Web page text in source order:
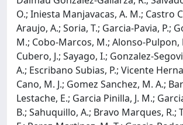
O.; Iniesta Manjavacas, A. M.; Castro
Araujo, A.; Soria, T.; Garcia-Pavia, P.;
M.; Cobo-Marcos, M.; Alonso-Pulpon,
Cubero, J.; Sayago, I.; Gonzalez-
A.; Escribano Subias, P.; Vicente
Cano, M. J.; Gomez Sanchez, M. A.;
Lestache, E.; Garcia Pinilla, J. M.;
B.; Sahuquillo, A.; Bravo Marques, R.;